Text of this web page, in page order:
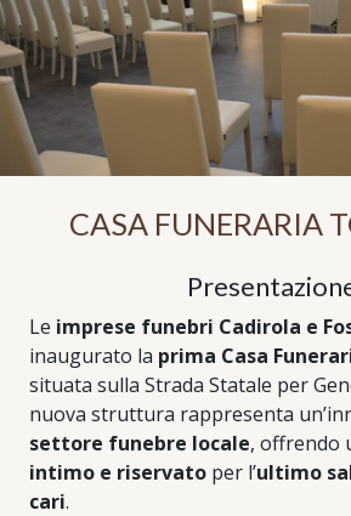
CASA FUNERARIA
Le imprese funebri Cadirola e
inaugurato la prima Casa
situata sulla Strada Statale per
nuova struttura rappresenta
settore funebre locale, offrendo
intimo e riservato per l’ultimo
cari.